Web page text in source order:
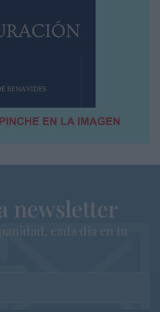
newsletter
cada dia en tu